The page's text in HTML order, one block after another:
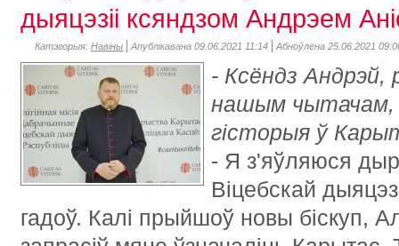
дыяцэзіі ксяндзом Андрэем
Катэгорыя: Навіны Апублікавана 09.06.2021 11:14 Абноўлена 25.06.2021
- Ксёндз Андрэй,
нашым чытачам,
гісторыя ў
- Я з'яўляюся
Віцебскай
гадоў. Калі прыйшоў новы біскуп,